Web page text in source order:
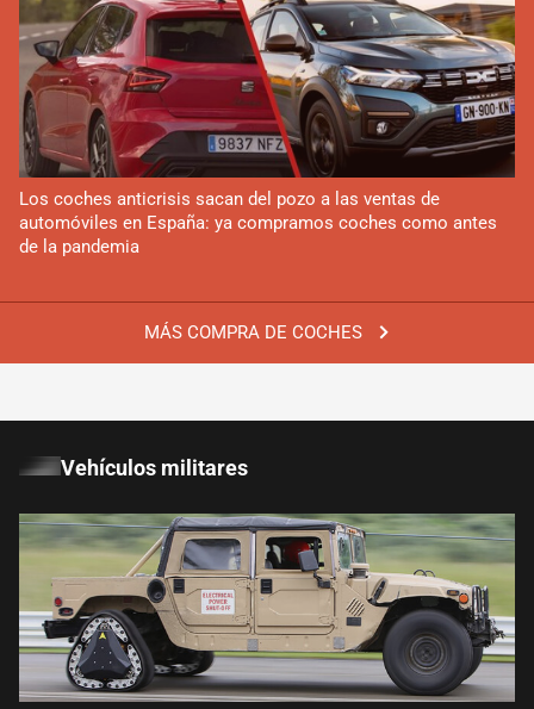
MÁS COMPRA DE COCHES
Los coches anticrisis sacan del pozo a las ventas de
automóviles en España: ya compramos coches como antes
de la pandemia
Vehículos militares